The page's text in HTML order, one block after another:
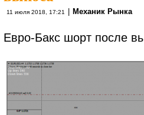
11 июля 2018, 17:21 | Механик Рынка
Евро-Бакс шорт после